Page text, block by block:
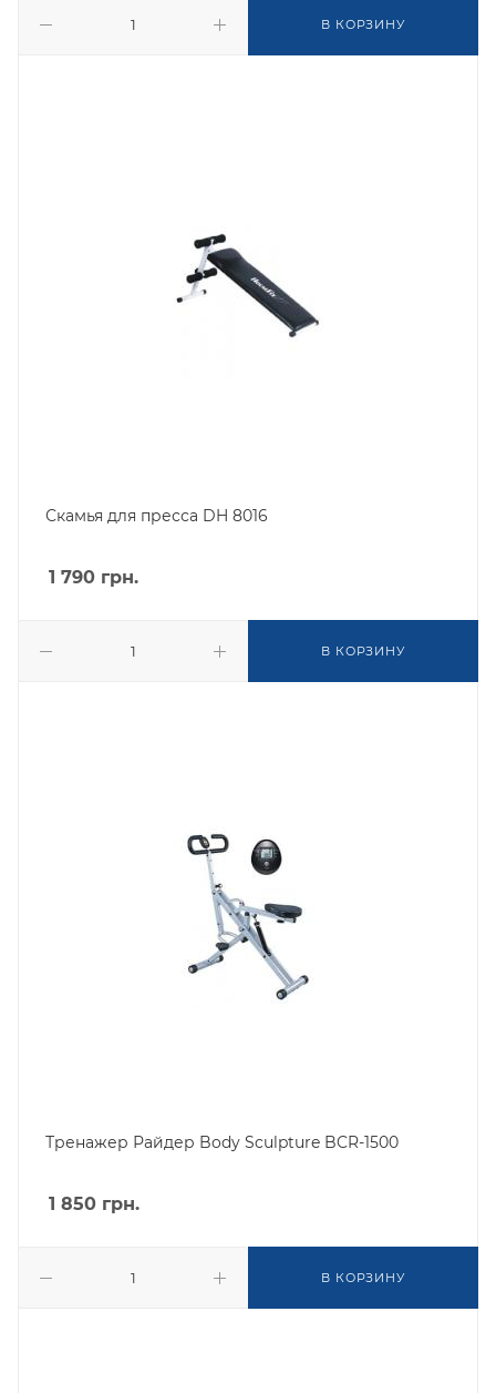
В КОРЗИНУ
Скамья для пресса DH 8016
1 790 грн.
В КОРЗИНУ
Тренажер Райдер Body Sculpture BCR-1500
1 850 грн.
В КОРЗИНУ